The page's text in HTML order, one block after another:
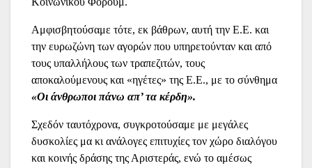
Αμφισβητούσαμε τότε, εκ βάθρων, αυτή την Ε.Ε. και
την ευρωζώνη των αγορών που υπηρετούνταν και από
τους υπαλλήλους των τραπεζιτών, τους
αποκαλούμενους και «ηγέτες» της Ε.Ε., με το σύνθημα
«Οι άνθρωποι πάνω απ’ τα κέρδη».
Σχεδόν ταυτόχρονα, συγκροτούσαμε με μεγάλες
δυσκολίες μα κι ανάλογες επιτυχίες τον χώρο διαλόγου
και κοινής δράσης της Αριστεράς, ενώ το αμέσως